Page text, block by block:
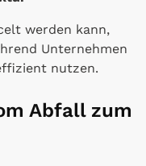
werden kann,
Unternehmen
nutzen.
Abfall zum